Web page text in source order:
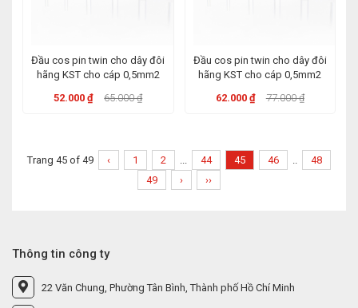
Đầu cos pin twin cho dây đôi
hãng KST cho cáp 0,5mm2
52.000 ₫
65.000 ₫
Đầu cos pin twin cho dây đôi
hãng KST cho cáp 0,5mm2
62.000 ₫
77.000 ₫
Trang 45 of 49 ‹ 1 2 ... 44 45 46 ..
48
49
› ››
Thông tin công ty
22 Văn Chung, Phường Tân Bình, Thành phố Hồ Chí Minh